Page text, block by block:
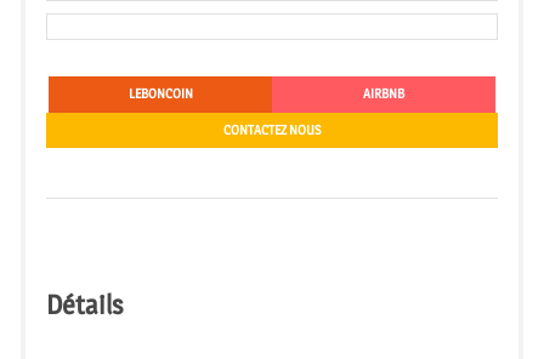
LEBONCOIN AIRBNB
CONTACTEZ NOUS
Détails